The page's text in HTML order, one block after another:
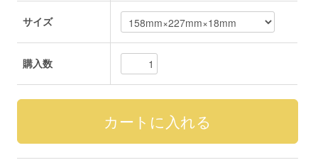
サイズ
購入数